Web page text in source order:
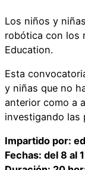
Los niños y
robótica con los
Education.
Esta
y niñas que no
anterior como a
investigando las
Impartido por:
Fechas: del 8 al